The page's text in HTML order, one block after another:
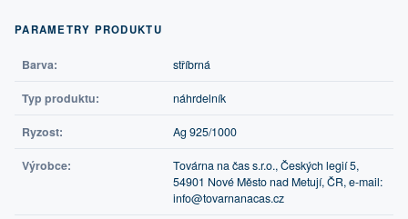
PARAMETRY PRODUKTU
Barva: stříbrná
Typ produktu: náhrdelník
Ryzost: Ag 925/1000
Výrobce:
Továrna na čas s.r.o., Českých legií 5,
54901 Nové Město nad Metují, ČR, e-mail:
info@tovarnanacas.cz